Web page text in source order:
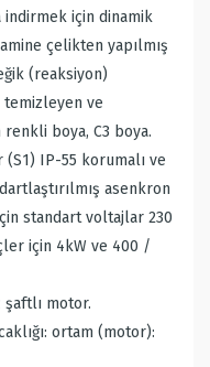
için dinamik
çelikten yapılmış
(reaksiyon)
temizleyen ve
boya, C3 boya.
IP-55 korumalı ve
asenkron
standart voltajlar 230
için 4kW ve 400 /
şaftlı motor.
ortam (motor):